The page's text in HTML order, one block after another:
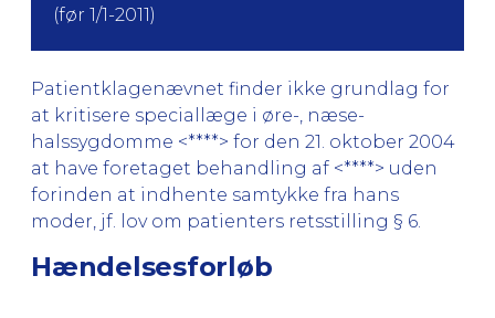
(før 1/1-2011)
Patientklagenævnet finder ikke grundlag for
at kritisere speciallæge i øre-, næse-
halssygdomme <****> for den 21. oktober 2004
at have foretaget behandling af <****> uden
forinden at indhente samtykke fra hans
moder, jf. lov om patienters retsstilling § 6.
Hændelsesforløb